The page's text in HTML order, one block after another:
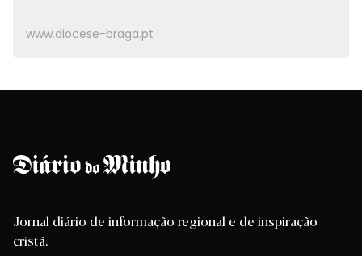
www.diocese-braga.pt
Jornal diário de informação regional e de inspiração
cristã.